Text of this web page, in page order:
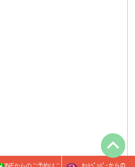
LINEからのご予約はこ ﾎｯﾄﾍﾟｯﾊﾟｰからの